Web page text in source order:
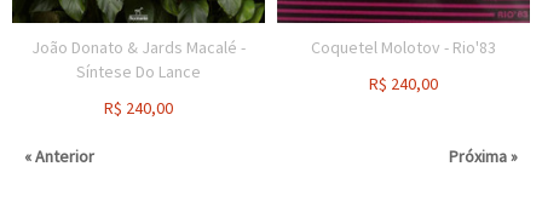
João Donato & Jards Macalé -
Síntese Do Lance
R$ 240,00
Coquetel Molotov - Rio'83
R$ 240,00
« Anterior Próxima »